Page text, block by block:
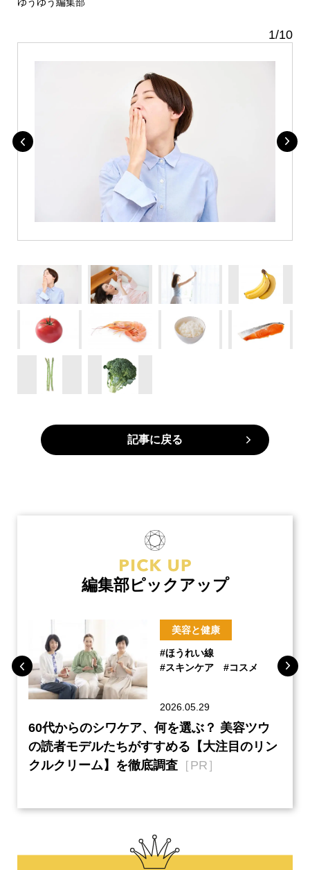
1/10
記事に戻る
編集部ピックアップ
美容と健康
#ほうれい線
#スキンケア
#コスメ
2026.05.29
60代からのシワケア、何を選ぶ？ 美容ツウ
の読者モデルたちがすすめる【大注目のリン
クルクリーム】を徹底調査 ［PR］